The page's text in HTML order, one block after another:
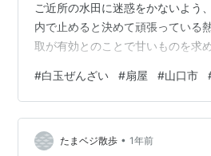
ご近所の水田に迷惑をかないよう
内で止めると決めて頑張っている
取が有効とのことで甘いものを求
ット！甘さの中にもしっかりと小
んざいはここだけ～！マンゴーゼ
菓子から草もちなど和菓子もそろ
#白玉ぜんざい #扇屋 #山口市
たまベジ散歩 • 1年前